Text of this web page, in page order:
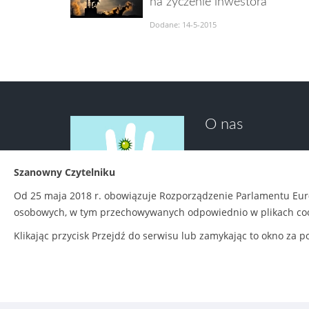
Dodane: 14-5-2015
O nas
budowę Elektrowni
ogólnopolskie
Szanowny Czytelniku
Od 25 maja 2018 r. obowiązuje Rozporządzenie Parlamentu
osobowych, w tym przechowywanych odpowiednio w plikach
Klikając przycisk Przejdź do serwisu lub zamykając to okno za